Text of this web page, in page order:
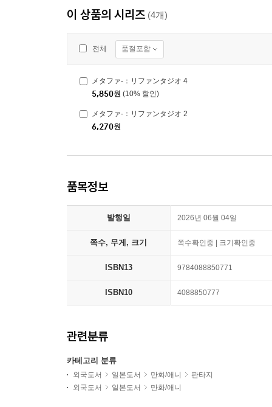
이 상품의 시리즈 (4개)
전체 품절포함
メタファ-：リファンタジオ 4
5,850원 (10% 할인)
メタファ-：リファンタジオ 2
6,270원
품목정보
발행일 2026년 06월 04일
쪽수, 무게, 크기 쪽수확인중 | 크기확인중
ISBN13 9784088850771
ISBN10 4088850777
관련분류
카테고리 분류
외국도서 일본도서 만화/애니
판타지
외국도서
일본도서 만화/애니